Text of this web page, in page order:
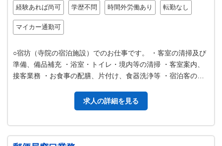
経験あれば尚可 学歴不問 時間外労働あり 転勤なし
マイカー通勤可
○宿坊（寺院の宿泊施設）でのお仕事です。 ・客室の清掃及び
準備、備品補充 ・浴室・トイレ・境内等の清掃 ・客室案内、
接客業務 ・お食事の配膳、片付け、食器洗浄等 ・宿泊客の荷
求人の詳細を見る